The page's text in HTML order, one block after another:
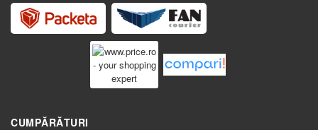
CUMPĂRĂTURI